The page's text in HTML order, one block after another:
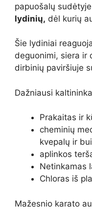
papuošalų
lydinių, dėl kurių
Šie lydiniai
deguonimi, siera ir
dirbinių paviršiuje
Dažniausi
Prakaitas ir
cheminių
kvepalų ir
aplinkos
Netinkamas
Chloras iš
Mažesnio karato